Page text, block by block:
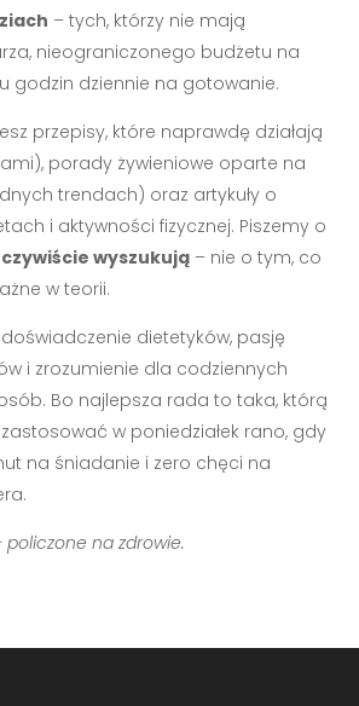
– tych, którzy nie mają
nieograniczonego budżetu na
godzin dziennie na gotowanie.
przepisy, które naprawdę działają
porady żywieniowe oparte na
trendach) oraz artykuły o
i aktywności fizycznej. Piszemy o
wyszukują – nie o tym, co
w teorii.
doświadczenie dietetyków, pasję
i zrozumienie dla codziennych
Bo najlepsza rada to taka, którą
w poniedziałek rano, gdy
na śniadanie i zero chęci na
policzone na zdrowie.